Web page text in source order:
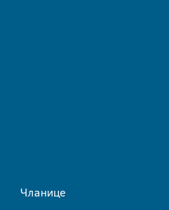
Чланице